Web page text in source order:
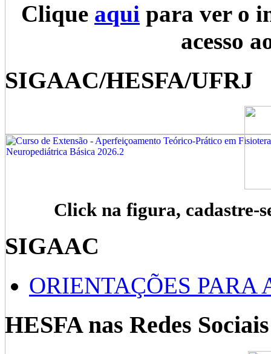
Clique aqui para ver o
acesso
SIGAAC/HESFA/UFRJ
Click na figura, cadastre-
SIGAAC
ORIENTAÇÕES PARA
HESFA nas Redes Sociais